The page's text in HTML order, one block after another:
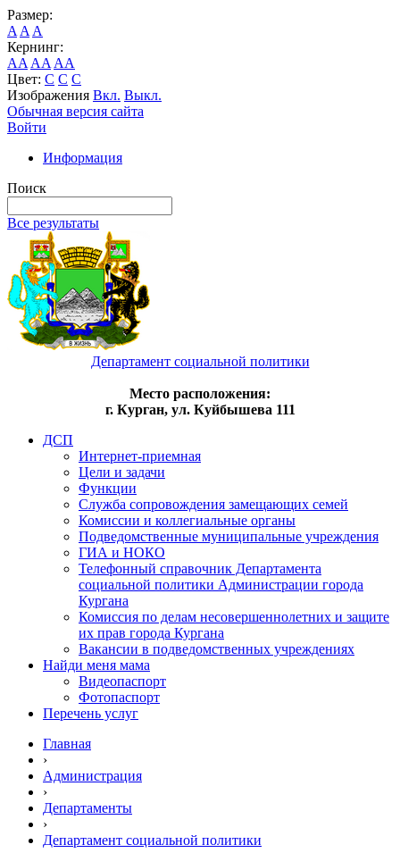
Размер:
A A A
Кернинг:
AA AA AA
Цвет: C C C
Изображения Вкл. Выкл.
Обычная версия сайта
Войти
Информация
Поиск
Все результаты
Департамент социальной политики
Место расположения:
г. Курган, ул. Куйбышева 111
ДСП
Интернет-приемная
Цели и задачи
Функции
Служба сопровождения замещающих семей
Комиссии и коллегиальные органы
Подведомственные муниципальные учреждения
ГИА и НОКО
Телефонный справочник Департамента
социальной политики Администрации города
Кургана
Комиссия по делам несовершеннолетних и защите
их прав города Кургана
Вакансии в подведомственных учреждениях
Найди меня мама
Видеопаспорт
Фотопаспорт
Перечень услуг
Главная
›
Администрация
›
Департаменты
›
Департамент социальной политики